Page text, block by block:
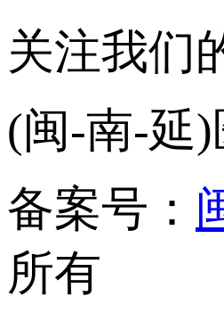
关注我们
(闽-南-延)
备案号：
所有